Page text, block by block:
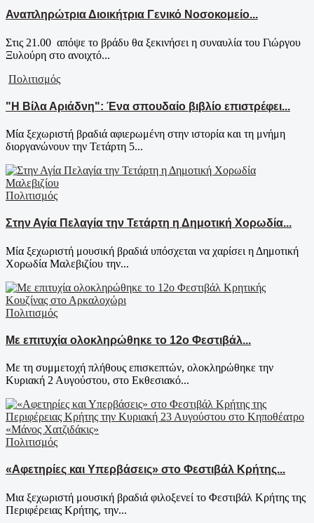
Αναπληρώτρια Διοικήτρια Γενικό Νοσοκομείο...
Στις 21.00 απόψε το βράδυ θα ξεκινήσει η συναυλία του Γιώργου
Ξυλούρη στο ανοιχτό...
Πολιτισμός
"Η Βίλα Αριάδνη": Ένα σπουδαίο βιβλίο επιστρέφει...
Μία ξεχωριστή βραδιά αφιερωμένη στην ιστορία και τη μνήμη
διοργανώνουν την Τετάρτη 5...
Πολιτισμός
Στην Αγία Πελαγία την Τετάρτη η Δημοτική Χορωδία...
Μία ξεχωριστή μουσική βραδιά υπόσχεται να χαρίσει η Δημοτική
Χορωδία Μαλεβιζίου την...
Πολιτισμός
Με επιτυχία ολοκληρώθηκε το 12ο Φεστιβάλ...
Με τη συμμετοχή πλήθους επισκεπτών, ολοκληρώθηκε την
Κυριακή 2 Αυγούστου, στο Εκθεσιακό...
Πολιτισμός
«Αφετηρίες και Υπερβάσεις» στο Φεστιβάλ Κρήτης...
Μια ξεχωριστή μουσική βραδιά φιλοξενεί το Φεστιβάλ Κρήτης της
Περιφέρειας Κρήτης, την...